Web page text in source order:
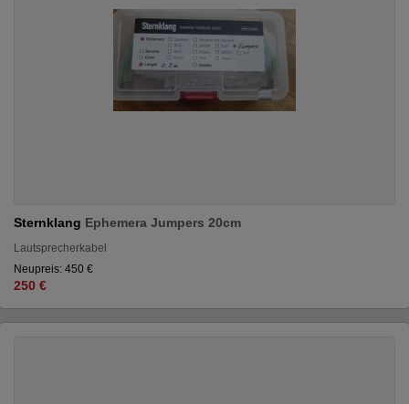
Sternklang Ephemera Jumpers 20cm
Lautsprecherkabel
Neupreis: 450 €
250 €